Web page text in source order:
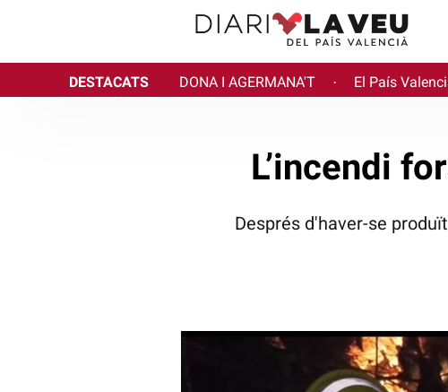
DESTACATS DONA I AGERMANA'T · El País
L’incendi
Després d'haver-se